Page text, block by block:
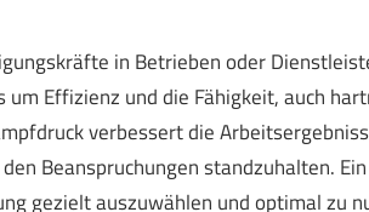
in Betrieben oder
Effizienz und die Fähigkeit, auch
verbessert die
Beanspruchungen standzuhalten.
gezielt auszuwählen und optimal zu